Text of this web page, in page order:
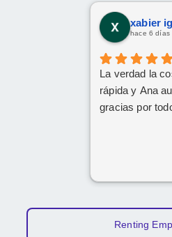
xabier
hace 6 días
La verdad la
rápida y Ana
gracias por
Renting